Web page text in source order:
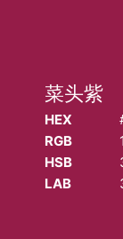
菜头紫
HEX
RGB
HSB
LAB
COPYRIGHT
B2-20221113